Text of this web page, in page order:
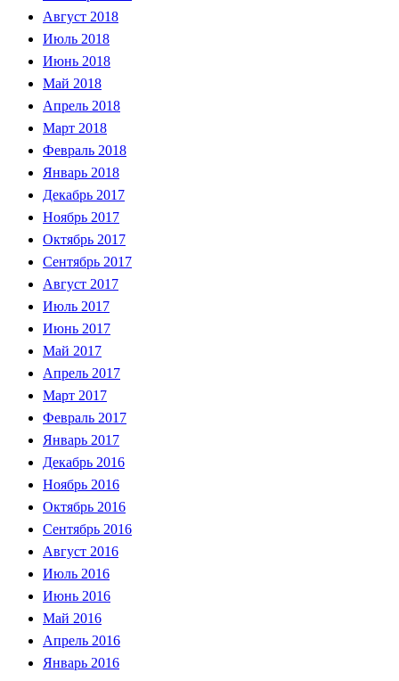
Август 2018
Июль 2018
Июнь 2018
Май 2018
Апрель 2018
Март 2018
Февраль 2018
Январь 2018
Декабрь 2017
Ноябрь 2017
Октябрь 2017
Сентябрь 2017
Август 2017
Июль 2017
Июнь 2017
Май 2017
Апрель 2017
Март 2017
Февраль 2017
Январь 2017
Декабрь 2016
Ноябрь 2016
Октябрь 2016
Сентябрь 2016
Август 2016
Июль 2016
Июнь 2016
Май 2016
Апрель 2016
Январь 2016